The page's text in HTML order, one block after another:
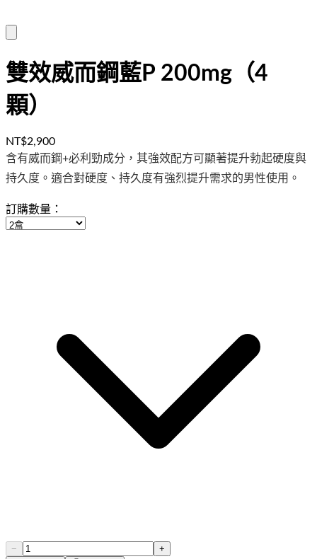
雙效威而鋼藍P 200mg（4
顆）
NT$2,900
含有威而鋼+必利勁成分，其強效配方可顯著提升勃起硬度與
持久度。適合對硬度、持久度有強烈提升需求的男性使用。
訂購數量：
−
+